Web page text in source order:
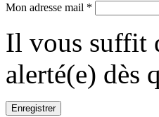
Mon adresse mail *
Il vous suffit
alerté(e) dès